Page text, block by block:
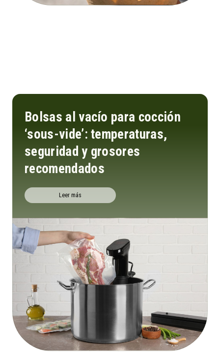
Bolsas al vacío para cocción
‘sous-vide’: temperaturas,
seguridad y grosores
recomendados
Leer más